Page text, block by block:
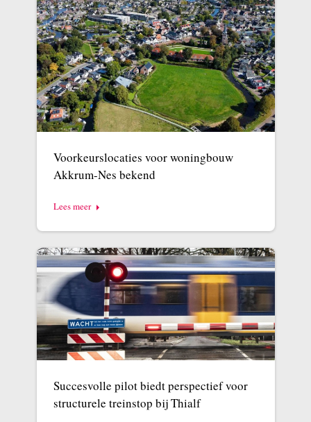
Voorkeurslocaties voor woningbouw
Akkrum-Nes bekend
Lees meer
Succesvolle pilot biedt perspectief voor
structurele treinstop bij Thialf